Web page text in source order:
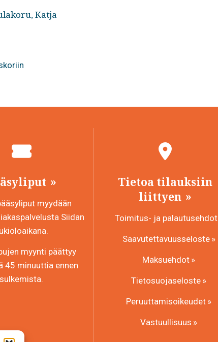
Katja
myydään
Siidan
myynti päättyy
45 minuuttia ennen
sulkemista.
Tietoa tilauksiin
liittyen
Toimitus- ja palautusehdot
Saavutettavuusseloste
Maksuehdot
Tietosuojaseloste
Peruuttamisoikeudet
Vastuullisuus